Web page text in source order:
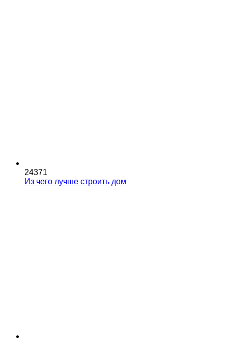
24371
Из чего лучше строить дом